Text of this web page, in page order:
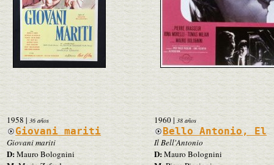
1958 | 36 años
Giovani mariti
Giovani mariti
D:Mauro Bolognini
1960|38 años
Bello Antonio, El
Il Bell'Antonio
D:Mauro Bolognini